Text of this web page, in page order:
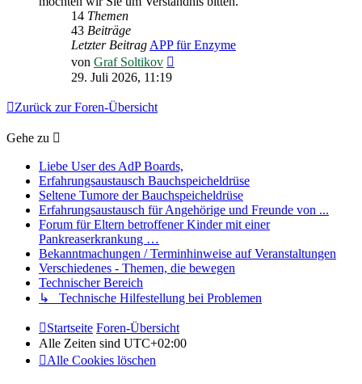
14 Themen
43 Beiträge
Letzter Beitrag APP für Enzyme
von Graf Soltikov
29. Juli 2026, 11:19
Zurück zur Foren-Übersicht
Gehe zu
Liebe User des AdP Boards,
Erfahrungsaustausch Bauchspeicheldrüse
Seltene Tumore der Bauchspeicheldrüse
Erfahrungsaustausch für Angehörige und Freunde von ...
Forum für Eltern betroffener Kinder mit einer
Pankreaserkrankung …
Bekanntmachungen / Terminhinweise auf Veranstaltungen
Verschiedenes - Themen, die bewegen
Technischer Bereich
↳ Technische Hilfestellung bei Problemen
Startseite Foren-Übersicht
Alle Zeiten sind UTC+02:00
Alle Cookies löschen